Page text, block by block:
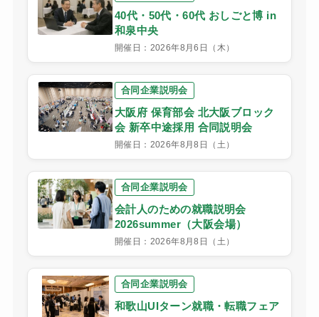
40代・50代・60代 おしごと博 in
和泉中央
開催日：2026年8月6日（木）
合同企業説明会
大阪府 保育部会 北大阪ブロック
会 新卒中途採用 合同説明会
開催日：2026年8月8日（土）
合同企業説明会
会計人のための就職説明会
2026summer（大阪会場）
開催日：2026年8月8日（土）
合同企業説明会
和歌山UIターン就職・転職フェア